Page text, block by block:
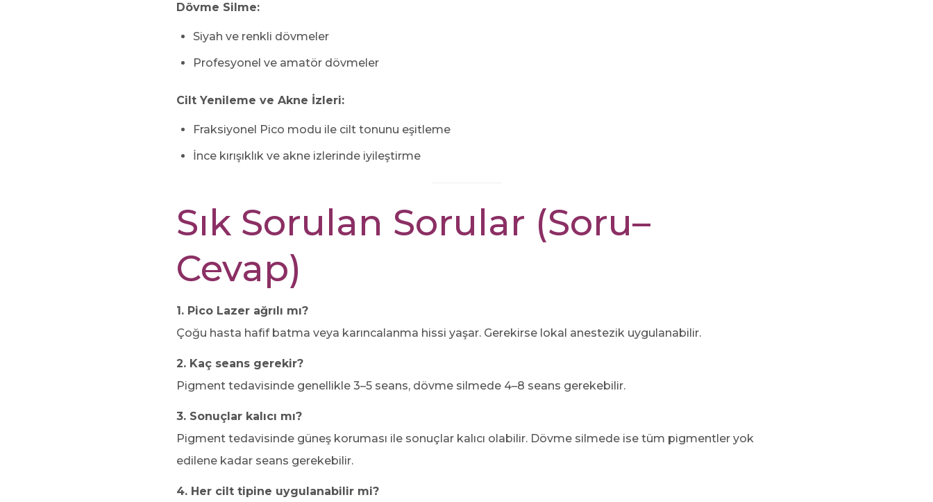
Dövme Silme:
Siyah ve renkli dövmeler
Profesyonel ve amatör dövmeler
Cilt Yenileme ve Akne İzleri:
Fraksiyonel Pico modu ile cilt tonunu eşitleme
İnce kırışıklık ve akne izlerinde iyileştirme
Sık Sorulan Sorular (Soru–
Cevap)
1. Pico Lazer ağrılı mı?
Çoğu hasta hafif batma veya karıncalanma hissi yaşar. Gerekirse lokal anestezik uygulanabilir.
2. Kaç seans gerekir?
Pigment tedavisinde genellikle 3–5 seans, dövme silmede 4–8 seans gerekebilir.
3. Sonuçlar kalıcı mı?
Pigment tedavisinde güneş koruması ile sonuçlar kalıcı olabilir. Dövme silmede ise tüm pigmentler yok
edilene kadar seans gerekebilir.
4. Her cilt tipine uygulanabilir mi?